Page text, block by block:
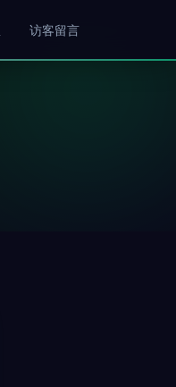
访客留言